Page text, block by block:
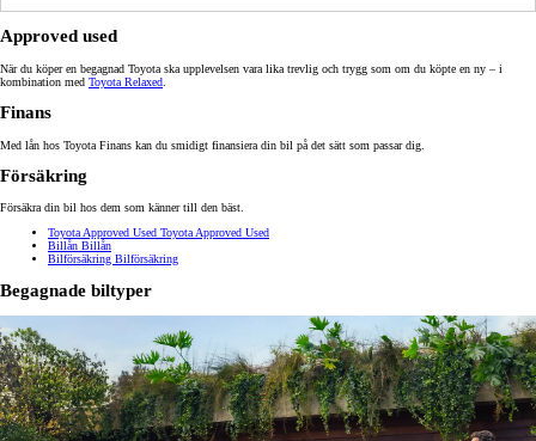
Approved used
När du köper en begagnad Toyota ska upplevelsen vara lika trevlig och trygg som om du köpte en ny – i
kombination med Toyota Relaxed
Finans
Med lån hos Toyota Finans kan du smidigt finansiera din bil på det sätt som passar dig.
Försäkring
Försäkra din bil hos dem som känner till den bäst.
Toyota Approved Used Toyota Approved Used
Billån Billån
Bilförsäkring Bilförsäkring
Begagnade biltyper